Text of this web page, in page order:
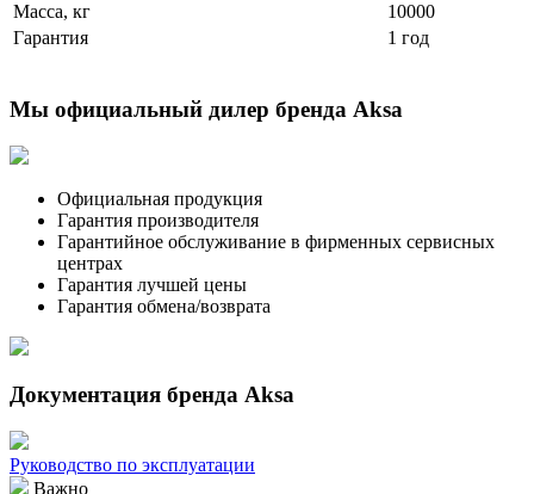
Масса, кг
10000
Гарантия
1 год
Мы официальный дилер бренда Aksa
Официальная продукция
Гарантия производителя
Гарантийное обслуживание в фирменных сервисных
центрах
Гарантия лучшей цены
Гарантия обмена/возврата
Документация бренда Aksa
Руководство по эксплуатации
Важно